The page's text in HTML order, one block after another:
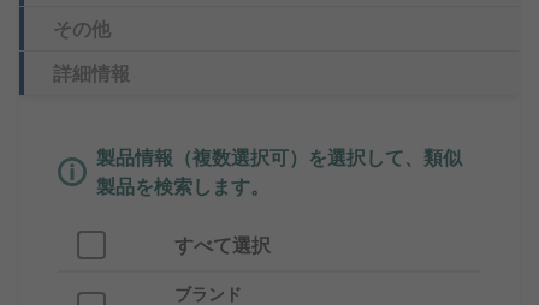
その他
詳細情報
製品情報（複数選択可）を選択して、類似
製品を検索します。
すべて選択
ブランド